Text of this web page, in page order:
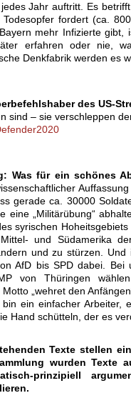
Jahr auftritt. Es
fordert (ca.
mehr Infizierte gibt,
erfahren oder nie,
Denkfabrik werden es
des US-
sind – sie verschleppen
Was für ein schönes
gerade ca. 30000
eine „Militärübung“
syrischen
und Südamerika
und zu stürzen.
AfD bis SPD dabei.
von Thüringen
„wehret den
ein einfacher Arbeiter,
Hand schütteln, der es
Texte stellen
wurden Texte
prinzipiell